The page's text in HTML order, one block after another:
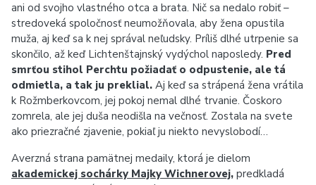
ani od svojho vlastného otca a brata. Nič sa nedalo robiť –
stredoveká spoločnosť neumožňovala, aby žena opustila
muža, aj keď sa k nej správal neľudsky. Príliš dlhé utrpenie sa
skončilo, až keď Lichtenštajnský vydýchol naposledy. Pred
smrťou stihol Perchtu požiadať o odpustenie, ale tá
odmietla, a tak ju preklial. Aj keď sa strápená žena vrátila
k Rožmberkovcom, jej pokoj nemal dlhé trvanie. Čoskoro
zomrela, ale jej duša neodišla na večnosť. Zostala na svete
ako priezračné zjavenie, pokiaľ ju niekto nevyslobodí…
Averzná strana pamätnej medaily, ktorá je dielom
akademickej sochárky Majky Wichnerovej, predkladá